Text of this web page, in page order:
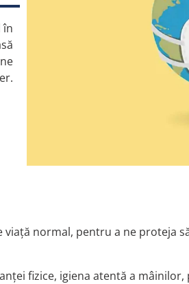
în
normal, pentru a ne proteja
fizice, igiena atentă a